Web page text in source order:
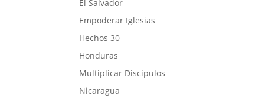
El Salvador
Empoderar Iglesias
Hechos 30
Honduras
Multiplicar Discípulos
Nicaragua